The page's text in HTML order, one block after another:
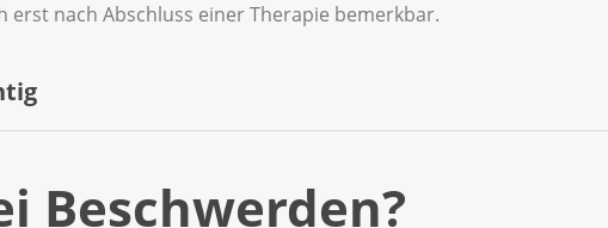
erst nach Abschluss einer Therapie bemerkbar.
sind aber manchmal schwierig zu verstehen. Zögern Sie
Beschwerden?